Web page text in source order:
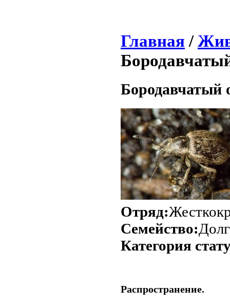
Главная /
Бородавчатый
Отряд:
Семейство:
Категория
Распространение.